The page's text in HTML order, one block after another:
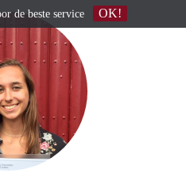
de beste service OK!